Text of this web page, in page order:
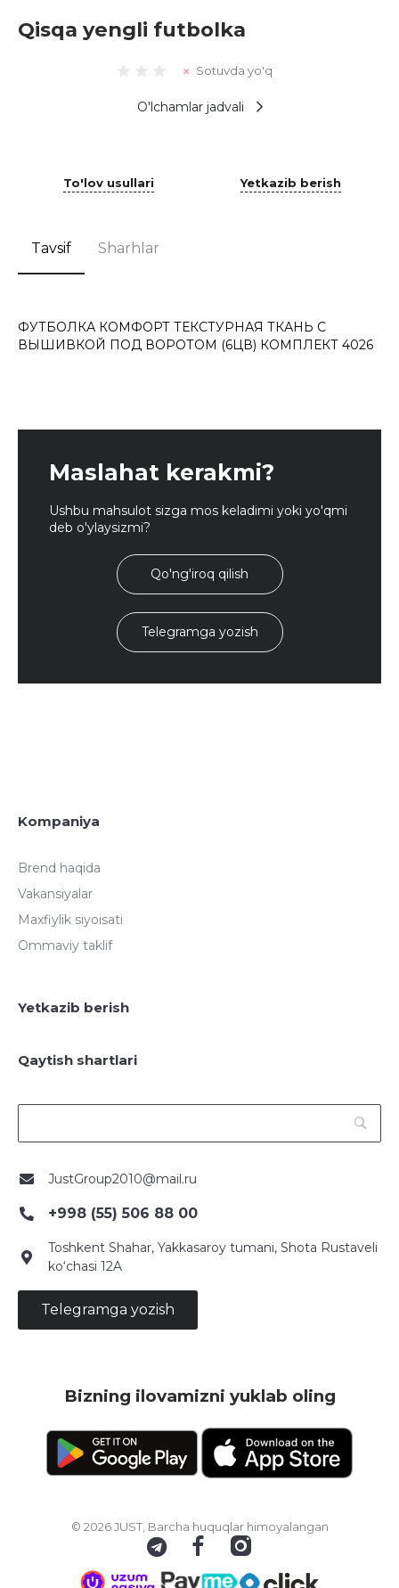
Qisqa yengli futbolka
Sotuvda yo'q
O'lchamlar jadvali
To'lov usullari Yetkazib berish
Tavsif Sharhlar
ФУТБОЛКА КОМФОРТ ТЕКСТУРНАЯ ТКАНЬ С
ВЫШИВКОЙ ПОД ВОРОТОМ (6ЦВ) КОМПЛЕКТ 4026
Maslahat kerakmi?
Ushbu mahsulot sizga mos keladimi yoki yo'qmi
deb o'ylaysizmi?
Qo'ng'iroq qilish
Telegramga yozish
Kompaniya
Brend haqida
Vakansiyalar
Maxfiylik siyoisati
Ommaviy taklif
Yetkazib berish
Qaytish shartlari
JustGroup2010@mail.ru
+998 (55) 506 88 00
Toshkent Shahar, Yakkasaroy tumani, Shota Rustaveli
ko‘chasi 12A
Telegramga yozish
Bizning ilovamizni yuklab oling
© 2026 JUST, Barcha huquqlar himoyalangan